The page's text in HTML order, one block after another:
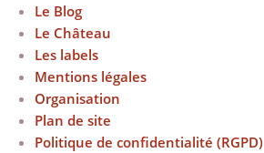
Le Blog
Le Château
Les labels
Mentions légales
Organisation
Plan de site
Politique de confidentialité (RGPD)